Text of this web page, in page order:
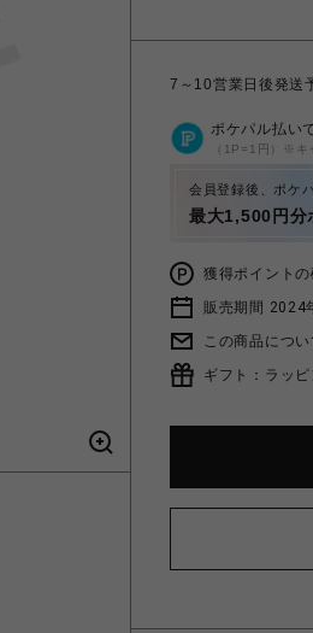
7～10営業日後発送
ポケパル払い
（1P=1円）※キ
会員登録後、ポケ
最大1,500円分
獲得ポイント
販売期間 2024
この商品につい
ギフト：ラッ